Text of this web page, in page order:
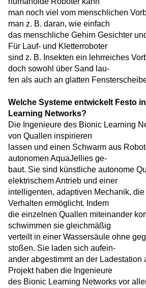
man noch viel vom menschlichen
man z. B. daran, wie einfach
das menschliche Gehirn Gesichter
Für Lauf- und Kletterroboter
sind z. B. Insekten ein lehrreiches
doch sowohl über Sand lau-
fen als auch an glatten
Welche Systeme entwickelt Festo
Learning Networks?
Die Ingenieure des Bionic Learning
von Quallen inspirieren
lassen und einen Schwarm aus
autonomen AquaJellies ge-
baut. Sie sind künstliche autonome
elektrischem Antrieb und einer
intelligenten, adaptiven Mechanik,
Verhalten ermöglicht. Indem
die einzelnen Quallen miteinander
schwimmen sie gleichmäßig
verteilt in einer Wassersäule ohne
stoßen. Sie laden sich aufein-
ander abgestimmt an der Ladestation
Projekt haben die Ingenieure
des Bionic Learning Networks vor